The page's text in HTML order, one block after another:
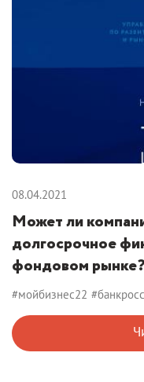
08.04.2021
Может ли
долгосрочное
фондовом рынке?
#мойбизнес22